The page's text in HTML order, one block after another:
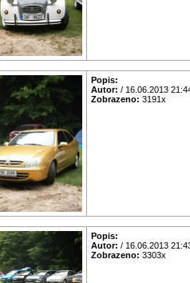
Popis:
Autor: / 16.06.2013
Zobrazeno: 3191x
Popis:
Autor: / 16.06.2013
Zobrazeno: 3303x